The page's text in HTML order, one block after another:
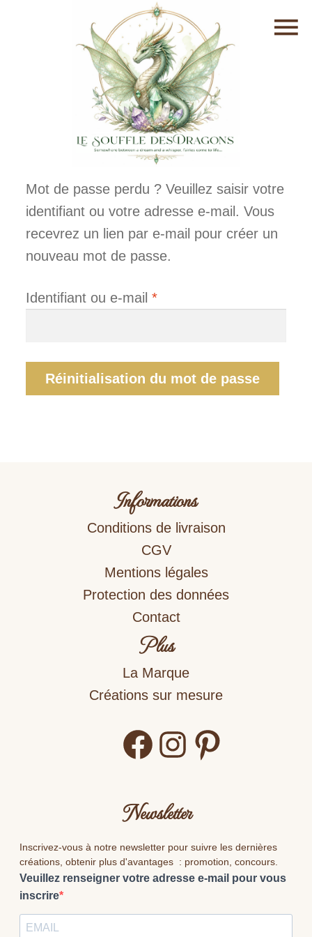
Mot de passe perdu ? Veuillez saisir votre
identifiant ou votre adresse e-mail. Vous
recevrez un lien par e-mail pour créer un
nouveau mot de passe.
Identifiant ou e-mail *Obligatoire
Réinitialisation du mot de passe
Newsletter
Inscrivez-vous à notre newsletter pour suivre les dernières
créations, obtenir plus d'avantages : promotion, concours.
Veuillez renseigner votre adresse e-mail pour vous
inscrire
Informations
Conditions de livraison
CGV
Mentions légales
Protection des données
Contact
Plus
La Marque
Créations sur mesure
FacebookInstagram